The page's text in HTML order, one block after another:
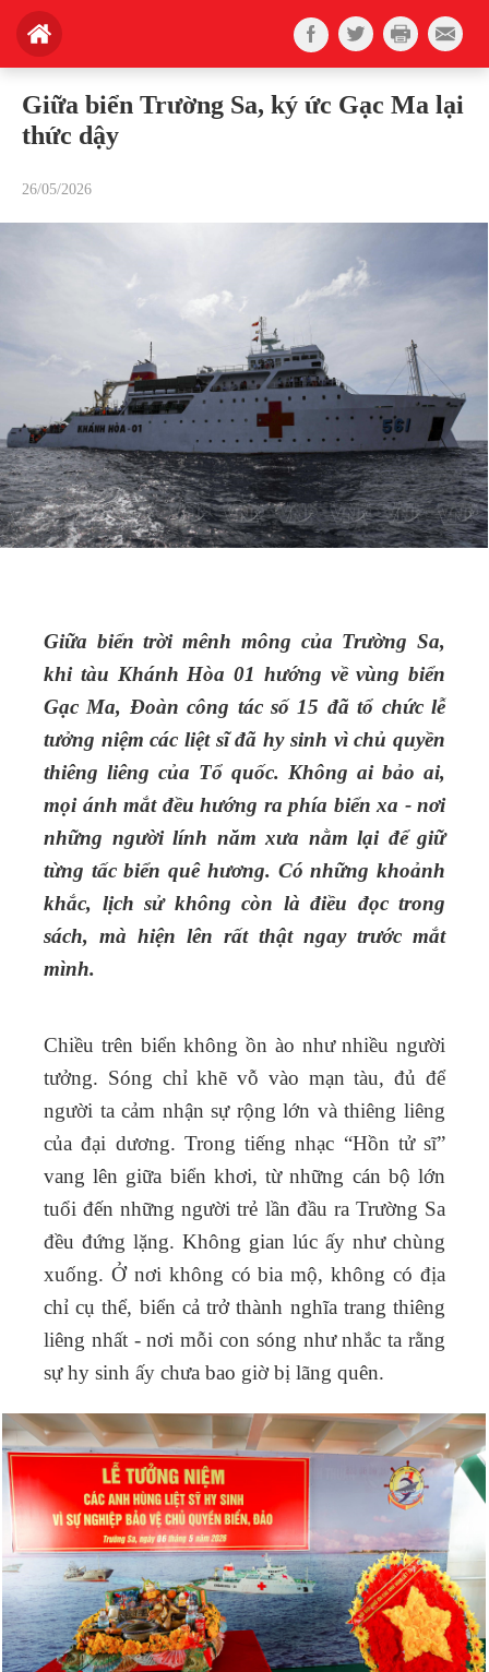
Giữa biển Trường Sa, ký ức Gạc Ma lại
thức dậy
26/05/2026
Giữa biển trời mênh mông của Trường Sa,
khi tàu Khánh Hòa 01 hướng về vùng biển
Gạc Ma, Đoàn công tác số 15 đã tổ chức lễ
tưởng niệm các liệt sĩ đã hy sinh vì chủ quyền
thiêng liêng của Tổ quốc. Không ai bảo ai,
mọi ánh mắt đều hướng ra phía biển xa - nơi
những người lính năm xưa nằm lại để giữ
từng tấc biển quê hương. Có những khoảnh
khắc, lịch sử không còn là điều đọc trong
sách, mà hiện lên rất thật ngay trước mắt
mình.
Chiều trên biển không ồn ào như nhiều người
tưởng. Sóng chỉ khẽ vỗ vào mạn tàu, đủ để
người ta cảm nhận sự rộng lớn và thiêng liêng
của đại dương. Trong tiếng nhạc “Hồn tử sĩ”
vang lên giữa biển khơi, từ những cán bộ lớn
tuổi đến những người trẻ lần đầu ra Trường Sa
đều đứng lặng. Không gian lúc ấy như chùng
xuống. Ở nơi không có bia mộ, không có địa
chỉ cụ thể, biển cả trở thành nghĩa trang thiêng
liêng nhất - nơi mỗi con sóng như nhắc ta rằng
sự hy sinh ấy chưa bao giờ bị lãng quên.